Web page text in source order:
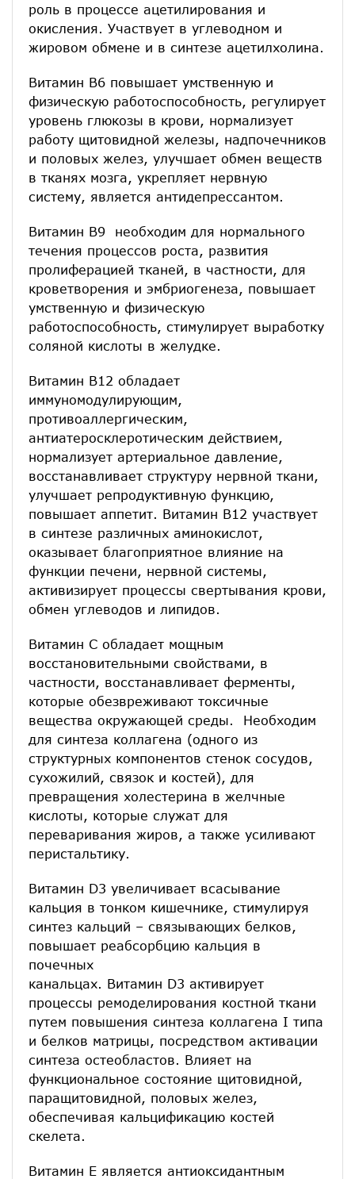
роль в процессе ацетилирования и
окисления. Участвует в углеводном и
жировом обмене и в синтезе ацетилхолина.
Витамин В6 повышает умственную и
физическую работоспособность, регулирует
уровень глюкозы в крови, нормализует
работу щитовидной железы, надпочечников
и половых желез, улучшает обмен веществ
в тканях мозга, укрепляет нервную
систему, является антидепрессантом.
Витамин В9 необходим для нормального
течения процессов роста, развития
пролиферацией тканей, в частности, для
кроветворения и эмбриогенеза, повышает
умственную и физическую
работоспособность, стимулирует выработку
соляной кислоты в желудке.
Витамин В12 обладает
иммуномодулирующим,
противоаллергическим,
антиатеросклеротическим действием,
нормализует артериальное давление,
восстанавливает структуру нервной ткани,
улучшает репродуктивную функцию,
повышает аппетит. Витамин В12 участвует
в синтезе различных аминокислот,
оказывает благоприятное влияние на
функции печени, нервной системы,
активизирует процессы свертывания крови,
обмен углеводов и липидов.
Витамин С обладает мощным
восстановительными свойствами, в
частности, восстанавливает ферменты,
которые обезвреживают токсичные
вещества окружающей среды. Необходим
для синтеза коллагена (одного из
структурных компонентов стенок сосудов,
сухожилий, связок и костей), для
превращения холестерина в желчные
кислоты, которые служат для
переваривания жиров, а также усиливают
перистальтику.
Витамин D3 увеличивает всасывание
кальция в тонком кишечнике, стимулируя
синтез кальций – связывающих белков,
повышает реабсорбцию кальция в
почечных
канальцах. Витамин D3 активирует
процессы ремоделирования костной ткани
путем повышения синтеза коллагена I типа
и белков матрицы, посредством активации
синтеза остеобластов. Влияет на
функциональное состояние щитовидной,
паращитовидной, половых желез,
обеспечивая кальцификацию костей
скелета.
Витамин Е является антиоксидантным